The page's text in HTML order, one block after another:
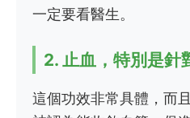
一定要看醫生。
2. 止血，特別是針
這個功效非常具體，而